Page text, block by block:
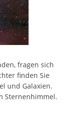
fragen sich
finden Sie
und Galaxien.
Sternenhimmel.